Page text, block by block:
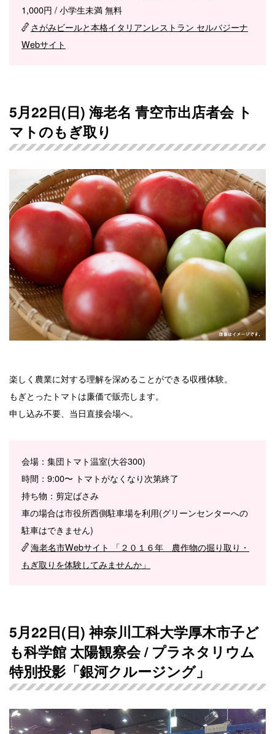
1,000円 / 小学生未満 無料
さがみビールと本格イタリアンレストラン セルバジーナ
Webサイト
5月22日(日) 海老名 青空市出店者会 ト
マトのもぎ取り
楽しく農業に対する理解を深めることができる収穫体験。
もぎとったトマトは廉価で販売します。
申し込み不要、当日直接会場へ。
会場：集団トマト温室(大谷300)
時間：9:00〜 トマトがなくなり次第終了
持ち物：剪定ばさみ
車の場合は市役所西側駐車場を利用(グリーンセンターへの
駐車はできません)
海老名市Webサイト 「２０１６年 農作物の掘り取り・
もぎ取りを体験してみませんか」
5月22日(日) 神奈川工科大学厚木市子ど
も科学館 太陽観察会 / プラネタリウム
特別投影「銀河クルージング」